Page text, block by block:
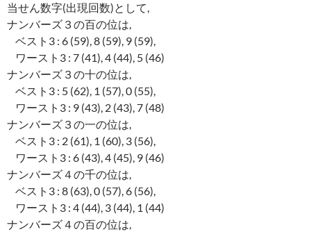
当せん数字(出現回数)として,
ナンバーズ３の百の位は,
ベスト3 : 6 (59), 8 (59), 9 (59),
ワースト3 : 7 (41), 4 (44), 5 (46)
ナンバーズ３の十の位は,
ベスト3 : 5 (62), 1 (57), 0 (55),
ワースト3 : 9 (43), 2 (43), 7 (48)
ナンバーズ３の一の位は,
ベスト3 : 2 (61), 1 (60), 3 (56),
ワースト3 : 6 (43), 4 (45), 9 (46)
ナンバーズ４の千の位は,
ベスト3 : 8 (63), 0 (57), 6 (56),
ワースト3 : 4 (44), 3 (44), 1 (44)
ナンバーズ４の百の位は,